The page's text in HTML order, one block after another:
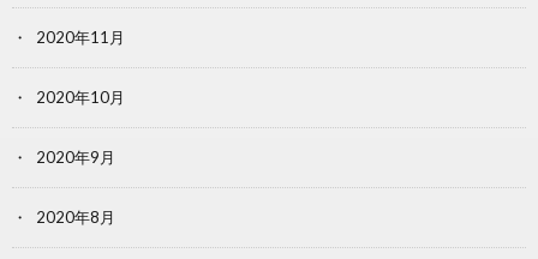
2020年11月
2020年10月
2020年9月
2020年8月